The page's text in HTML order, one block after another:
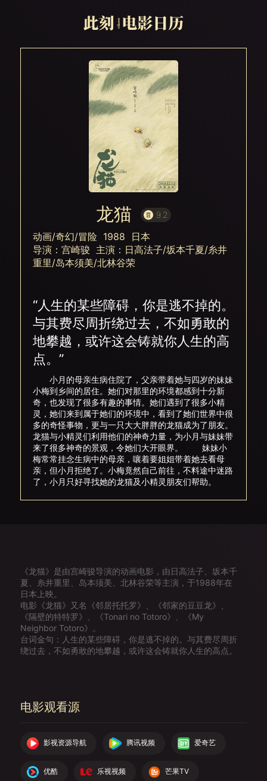
龙猫 9.2
动画/奇幻/冒险 1988 日本
导演：宫崎骏 主演：日高法子/坂本千夏/糸井
重里/岛本须美/北林谷荣
“人生的某些障碍，你是逃不掉的。
与其费尽周折绕过去，不如勇敢的
地攀越，或许这会铸就你人生的高
点。”
小月的母亲生病住院了，父亲带着她与四岁的妹妹
小梅到乡间的居住。她们对那里的环境都感到十分新
奇，也发现了很多有趣的事情。她们遇到了很多小精
灵，她们来到属于她们的环境中，看到了她们世界中很
多的奇怪事物，更与一只大大胖胖的龙猫成为了朋友。
龙猫与小精灵们利用他们的神奇力量，为小月与妹妹带
来了很多神奇的景观，令她们大开眼界。 妹妹小
梅常常挂念生病中的母亲，嚷着要姐姐带着她去看母
亲，但小月拒绝了。小梅竟然自己前往，不料途中迷路
了，小月只好寻找她的龙猫及小精灵朋友们帮助。
《龙猫》是由宫崎骏导演的动画电影，由日高法子、坂本千
夏、糸井重里、岛本须美、北林谷荣等主演，于1988年在
日本上映。
电影《龙猫》又名《邻居托托罗》、《邻家的豆豆龙》、
《隔壁的特特罗》、《Tonari no Totoro》、《My
Neighbor Totoro》。
台词金句：人生的某些障碍，你是逃不掉的。与其费尽周折
绕过去，不如勇敢的地攀越，或许这会铸就你人生的高点。
电影观看源
影视资源导航 腾讯视频 爱奇艺
优酷 乐视视频 芒果TV